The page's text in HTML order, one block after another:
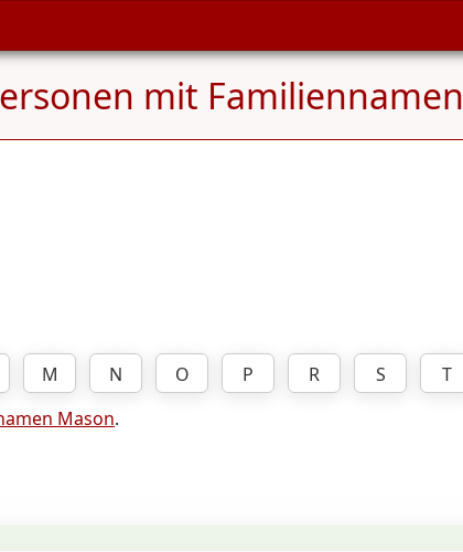
mit Familiennamen
M N O P R S T
Mason.